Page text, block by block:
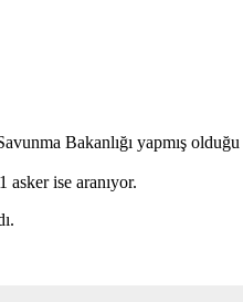
Bakanlığı yapmış
ise aranıyor.